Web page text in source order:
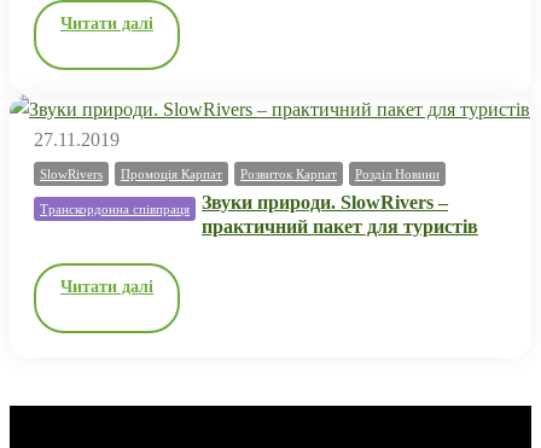
Читати далі
27.11.2019
SlowRivers Промоція Карпат Розвиток Карпат Розділ Новини
Транскордонна співпраця
Звуки природи. SlowRivers –
практичний пакет для туристів
Читати далі